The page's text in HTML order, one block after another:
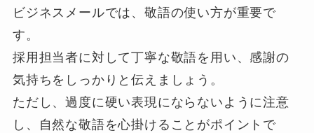
ビジネスメールでは、敬語の使い方が重要で
す。
採用担当者に対して丁寧な敬語を用い、感謝の
気持ちをしっかりと伝えましょう。
ただし、過度に硬い表現にならないように注意
し、自然な敬語を心掛けることがポイントで